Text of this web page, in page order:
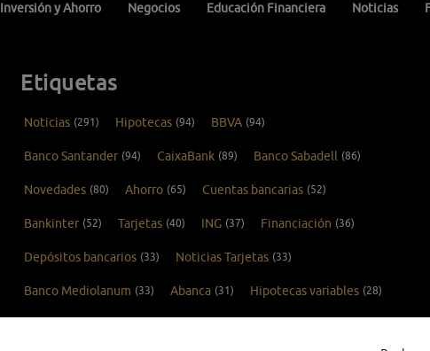
Inversión y Ahorro Negocios Educación Financiera Noticias
Etiquetas
Noticias (291) Hipotecas (94) BBVA (94)
Banco Santander (94) CaixaBank (89) Banco Sabadell (86)
Novedades (80) Ahorro (65) Cuentas bancarias (52)
Bankinter (52) Tarjetas (40) ING (37) Financiación (36)
Depósitos bancarios (33) Noticias Tarjetas (33)
Banco Mediolanum (33) Abanca (31) Hipotecas variables (28)